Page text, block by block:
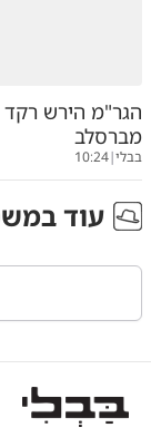
הגר"מ הירש
מברסלב
בבלי|
10:24
עוד ב